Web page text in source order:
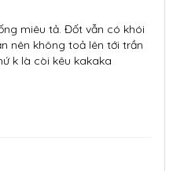
miêu tả. Đốt vẫn có khói
nên không toả lên tới trần
k là còi kêu kakaka